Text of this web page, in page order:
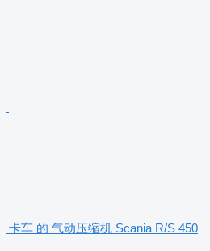
卡车 的 气动压缩机 Scania R/S 450